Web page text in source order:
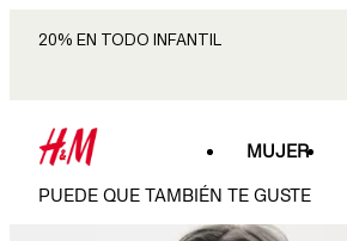
20% EN TODO INFANTIL
MUJER
PUEDE QUE TAMBIÉN TE GUSTE